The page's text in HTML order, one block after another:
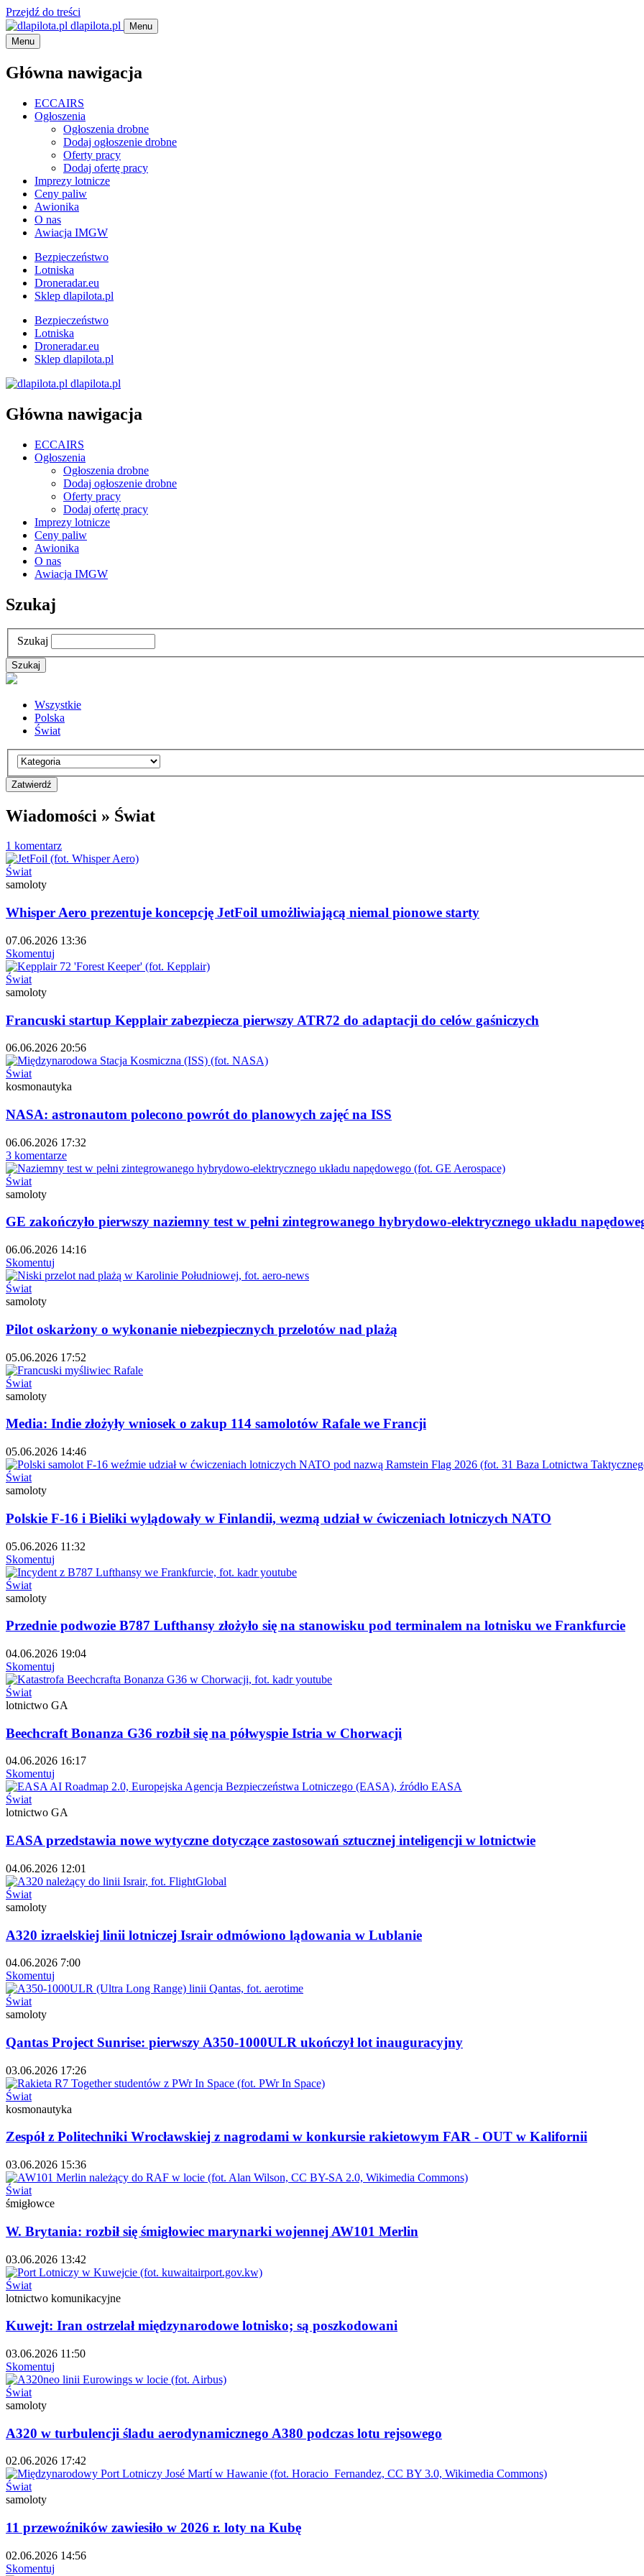
Przejdź do treści
dlapilota.pl
Menu
Menu
Główna nawigacja
ECCAIRS
Ogłoszenia
Ogłoszenia drobne
Dodaj ogłoszenie drobne
Oferty pracy
Dodaj ofertę pracy
Imprezy lotnicze
Ceny paliw
Awionika
O nas
Awiacja IMGW
Bezpieczeństwo
Lotniska
Droneradar.eu
Sklep dlapilota.pl
Bezpieczeństwo
Lotniska
Droneradar.eu
Sklep dlapilota.pl
dlapilota.pl
Główna nawigacja
ECCAIRS
Ogłoszenia
Ogłoszenia drobne
Dodaj ogłoszenie drobne
Oferty pracy
Dodaj ofertę pracy
Imprezy lotnicze
Ceny paliw
Awionika
O nas
Awiacja IMGW
Szukaj
Szukaj
Wszystkie
Polska
Świat
Wiadomości » Świat
1 komentarz
Świat
samoloty
Whisper Aero prezentuje koncepcję JetFoil umożliwiającą niemal pionowe starty
07.06.2026 13:36
Skomentuj
Świat
samoloty
Francuski startup Kepplair zabezpiecza pierwszy ATR72 do adaptacji do celów gaśniczych
06.06.2026 20:56
Świat
kosmonautyka
NASA: astronautom polecono powrót do planowych zajęć na ISS
06.06.2026 17:32
3 komentarze
Świat
samoloty
GE zakończyło pierwszy naziemny test w pełni zintegrowanego hybrydowo-elektrycznego układu
06.06.2026 14:16
Skomentuj
Świat
samoloty
Pilot oskarżony o wykonanie niebezpiecznych przelotów nad plażą
05.06.2026 17:52
Świat
samoloty
Media: Indie złożyły wniosek o zakup 114 samolotów Rafale we Francji
05.06.2026 14:46
Świat
samoloty
Polskie F-16 i Bieliki wylądowały w Finlandii, wezmą udział w ćwiczeniach lotniczych NATO
05.06.2026 11:32
Skomentuj
Świat
samoloty
Przednie podwozie B787 Lufthansy złożyło się na stanowisku pod terminalem na lotnisku we Frankfurcie
04.06.2026 19:04
Skomentuj
Świat
lotnictwo GA
Beechcraft Bonanza G36 rozbił się na półwyspie Istria w Chorwacji
04.06.2026 16:17
Skomentuj
Świat
lotnictwo GA
EASA przedstawia nowe wytyczne dotyczące zastosowań sztucznej inteligencji w lotnictwie
04.06.2026 12:01
Świat
samoloty
A320 izraelskiej linii lotniczej Israir odmówiono lądowania w Lublanie
04.06.2026 7:00
Skomentuj
Świat
samoloty
Qantas Project Sunrise: pierwszy A350-1000ULR ukończył lot inauguracyjny
03.06.2026 17:26
Świat
kosmonautyka
Zespół z Politechniki Wrocławskiej z nagrodami w konkursie rakietowym FAR - OUT w Kalifornii
03.06.2026 15:36
Świat
śmigłowce
W. Brytania: rozbił się śmigłowiec marynarki wojennej AW101 Merlin
03.06.2026 13:42
Świat
lotnictwo komunikacyjne
Kuwejt: Iran ostrzelał międzynarodowe lotnisko; są poszkodowani
03.06.2026 11:50
Skomentuj
Świat
samoloty
A320 w turbulencji śladu aerodynamicznego A380 podczas lotu rejsowego
02.06.2026 17:42
Świat
samoloty
11 przewoźników zawiesiło w 2026 r. loty na Kubę
02.06.2026 14:56
Skomentuj